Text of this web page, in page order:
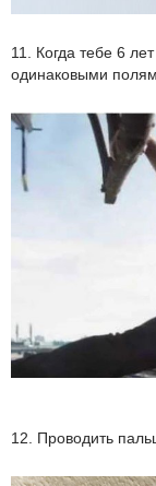
11. Когда тебе 6
одинаковыми
12. Проводить